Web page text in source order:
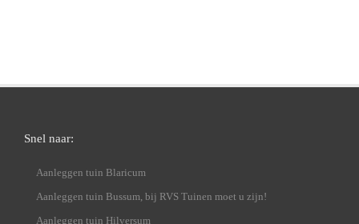
Snel naar:
Aanleggen tuin Blaricum
Aanleggen tuin Bussum, bij RVS Tuinen moet u zijn!
Aanleggen tuin Hilversum